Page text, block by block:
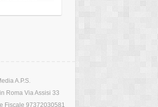
A.P.S.
Roma Via Assisi 33
Fiscale 97372030581